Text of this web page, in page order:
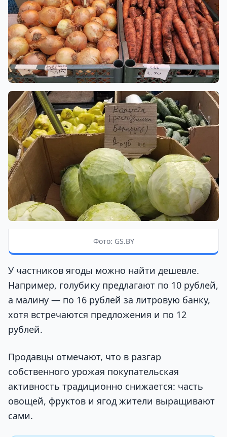
Фото: GS.BY
У частников ягоды можно найти дешевле.
Например, голубику предлагают по 10 рублей,
а малину — по 16 рублей за литровую банку,
хотя встречаются предложения и по 12
рублей.
Продавцы отмечают, что в разгар
собственного урожая покупательская
активность традиционно снижается: часть
овощей, фруктов и ягод жители выращивают
сами.